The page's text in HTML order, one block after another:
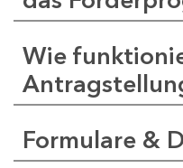
Wie
Formulare &